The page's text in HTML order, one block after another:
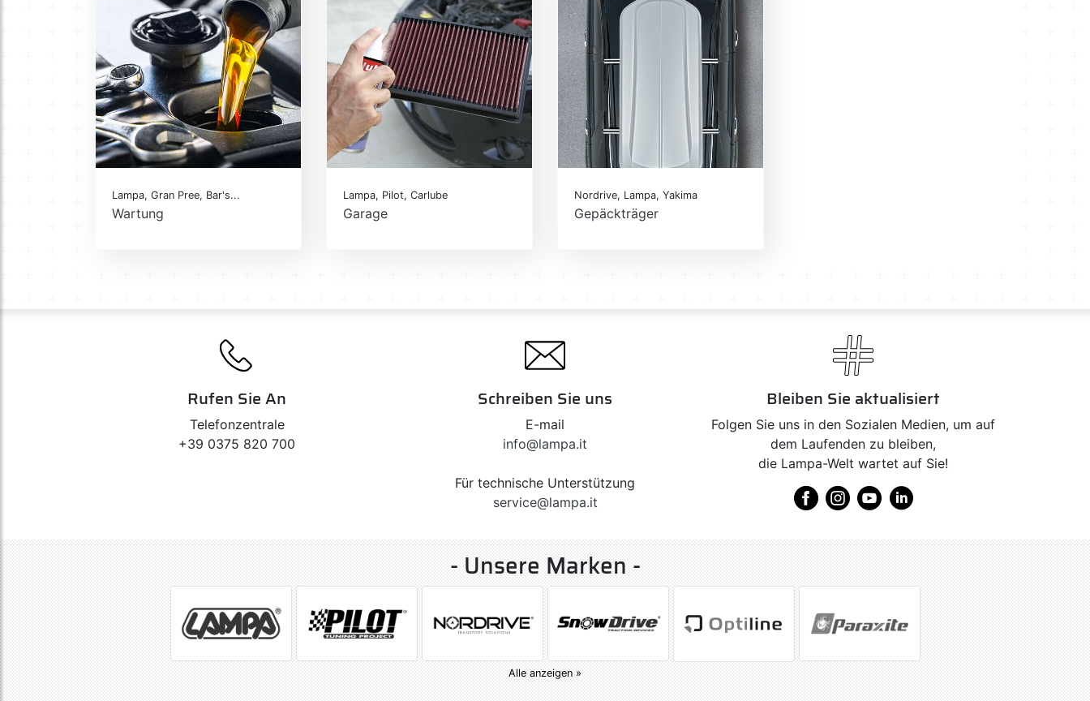
Lampa, Gran Pree, Bar's...
Wartung
Lampa, Pilot, Carlube
Garage
Nordrive, Lampa, Yakima
Gepäckträger
Rufen Sie An
Telefonzentrale
+39 0375 820 700
Schreiben Sie uns
E-mail
info@lampa.it
Für technische Unterstützung
service@lampa.it
Bleiben Sie aktualisiert
Folgen Sie uns in den Sozialen Medien, um auf
dem Laufenden zu bleiben,
die Lampa-Welt wartet auf Sie!
- Unsere Marken -
Alle anzeigen »